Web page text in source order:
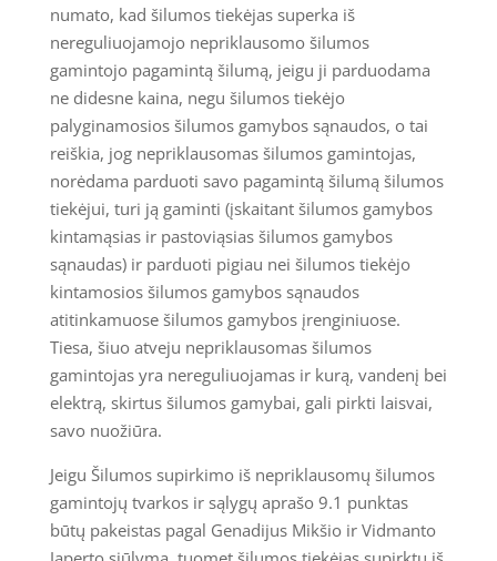
numato, kad šilumos tiekėjas superka iš
nereguliuojamojo nepriklausomo šilumos
gamintojo pagamintą šilumą, jeigu ji parduodama
ne didesne kaina, negu šilumos tiekėjo
palyginamosios šilumos gamybos sąnaudos, o tai
reiškia, jog nepriklausomas šilumos gamintojas,
norėdama parduoti savo pagamintą šilumą šilumos
tiekėjui, turi ją gaminti (įskaitant šilumos gamybos
kintamąsias ir pastoviąsias šilumos gamybos
sąnaudas) ir parduoti pigiau nei šilumos tiekėjo
kintamosios šilumos gamybos sąnaudos
atitinkamuose šilumos gamybos įrenginiuose.
Tiesa, šiuo atveju nepriklausomas šilumos
gamintojas yra nereguliuojamas ir kurą, vandenį bei
elektrą, skirtus šilumos gamybai, gali pirkti laisvai,
savo nuožiūra.
Jeigu Šilumos supirkimo iš nepriklausomų šilumos
gamintojų tvarkos ir sąlygų aprašo 9.1 punktas
būtų pakeistas pagal Genadijus Mikšio ir Vidmanto